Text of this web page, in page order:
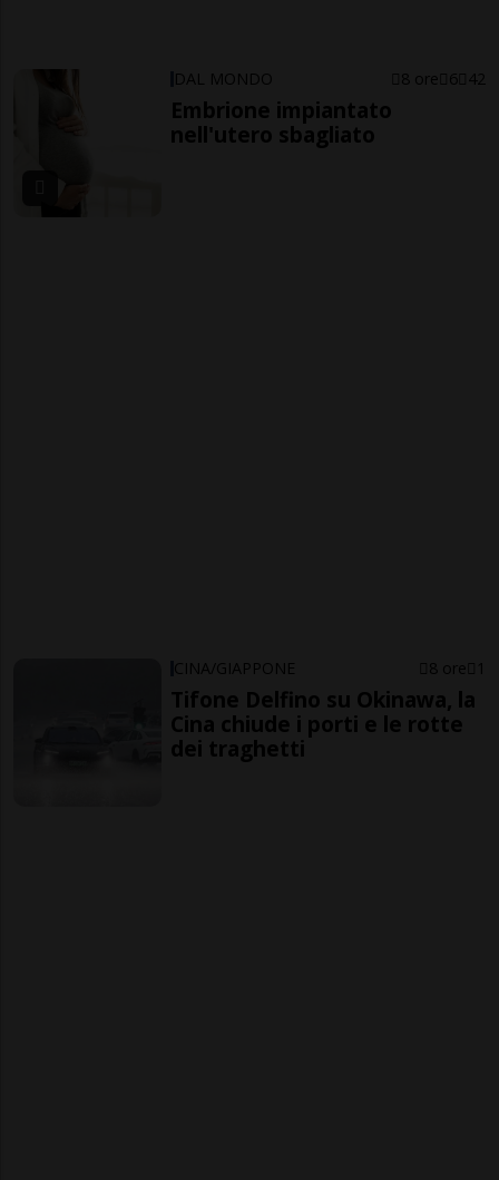
DAL MONDO 8 ore 6 42
Embrione impiantato
nell'utero sbagliato
CINA/GIAPPONE 8 ore 1
Tifone Delfino su Okinawa, la
Cina chiude i porti e le rotte
dei traghetti